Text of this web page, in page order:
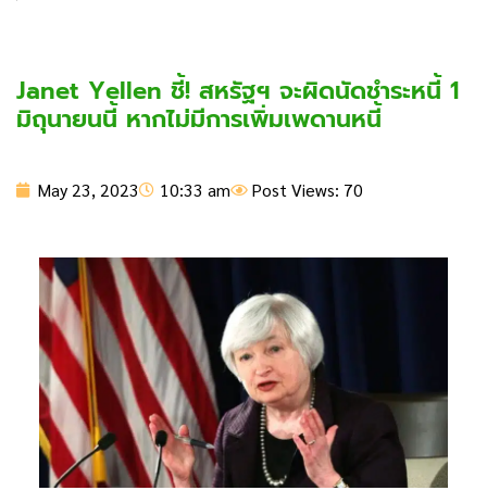
Janet Yellen ชี้! สหรัฐฯ จะผิดนัดชำระหนี้ 1
มิถุนายนนี้ หากไม่มีการเพิ่มเพดานหนี้
May 23, 2023 10:33 am Post Views: 70